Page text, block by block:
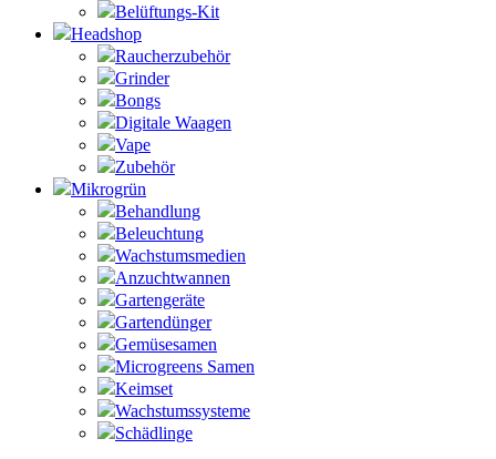
Belüftungs-Kit
Headshop
Raucherzubehör
Grinder
Bongs
Digitale Waagen
Vape
Zubehör
Mikrogrün
Behandlung
Beleuchtung
Wachstumsmedien
Anzuchtwannen
Gartengeräte
Gartendünger
Gemüsesamen
Microgreens Samen
Keimset
Wachstumssysteme
Schädlinge